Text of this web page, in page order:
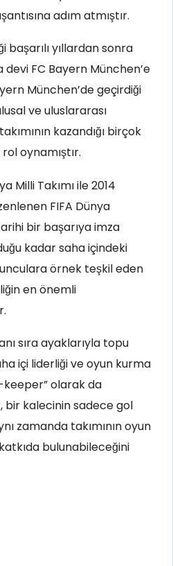
adım atmıştır.
başarılı yıllardan sonra
devi FC Bayern München’e
München’de geçirdiği
ve uluslararası
kazandığı birçok
oynamıştır.
Milli Takımı ile 2014
FIFA Dünya
bir başarıya imza
kadar saha içindeki
örnek teşkil eden
en önemli
sıra ayaklarıyla topu
içi liderliği ve oyun kurma
olarak da
bir kalecinin sadece gol
zamanda takımının oyun
bulunabileceğini